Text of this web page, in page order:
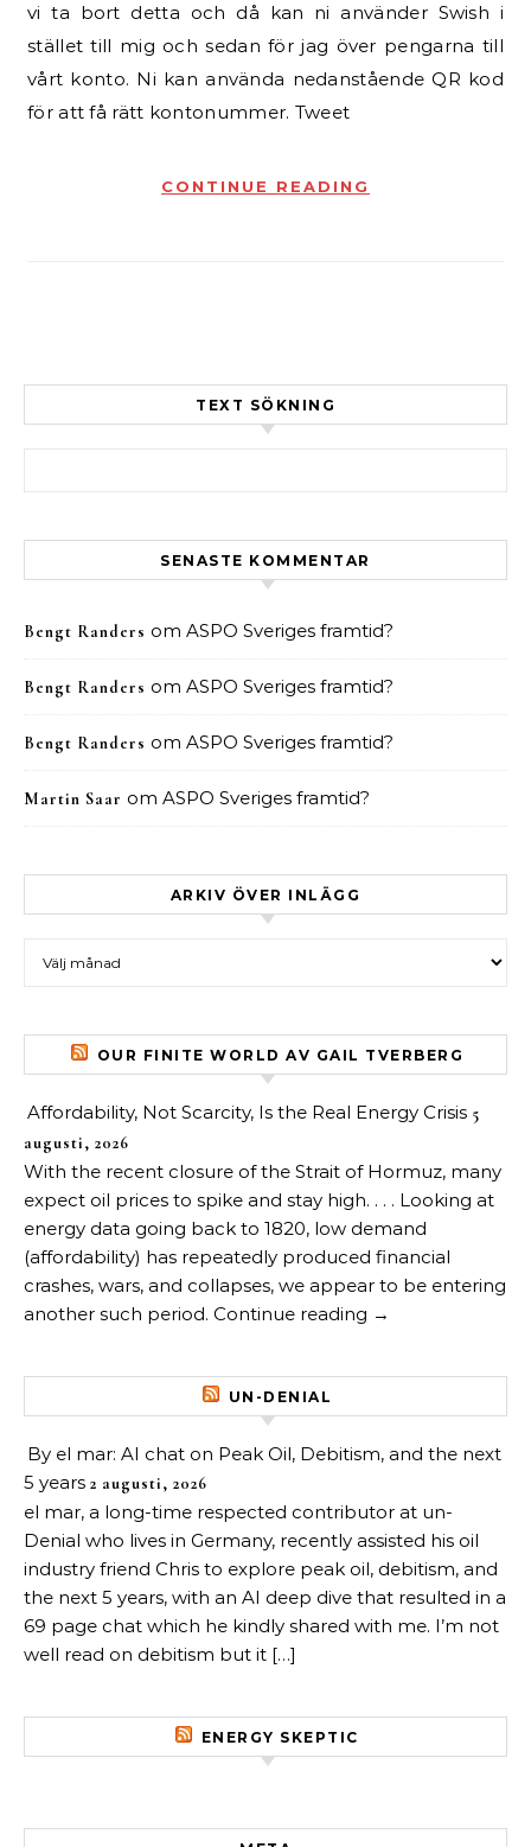
vi ta bort detta och då kan ni använder Swish i
stället till mig och sedan för jag över pengarna till
vårt konto. Ni kan använda nedanstående QR kod
för att få rätt kontonummer. Tweet
CONTINUE READING
TEXT SÖKNING
SENASTE KOMMENTAR
Bengt Randers om ASPO Sveriges framtid?
Bengt Randers om ASPO Sveriges framtid?
Bengt Randers om ASPO Sveriges framtid?
Martin Saar om ASPO Sveriges framtid?
ARKIV ÖVER INLÄGG
OUR FINITE WORLD AV GAIL TVERBERG
Affordability, Not Scarcity, Is the Real Energy Crisis 5
augusti, 2026
With the recent closure of the Strait of Hormuz, many
expect oil prices to spike and stay high. . . . Looking at
energy data going back to 1820, low demand
(affordability) has repeatedly produced financial
crashes, wars, and collapses, we appear to be entering
another such period. Continue reading →
UN-DENIAL
By el mar: AI chat on Peak Oil, Debitism, and the next
5 years 2 augusti, 2026
el mar, a long-time respected contributor at un-
Denial who lives in Germany, recently assisted his oil
industry friend Chris to explore peak oil, debitism, and
the next 5 years, with an AI deep dive that resulted in a
69 page chat which he kindly shared with me. I’m not
well read on debitism but it […]
ENERGY SKEPTIC